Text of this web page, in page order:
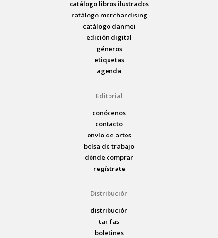
catálogo libros ilustrados
catálogo merchandising
catálogo danmei
edición digital
géneros
etiquetas
agenda
Editorial
conócenos
contacto
envío de artes
bolsa de trabajo
dónde comprar
regístrate
Distribución
distribución
tarifas
boletines